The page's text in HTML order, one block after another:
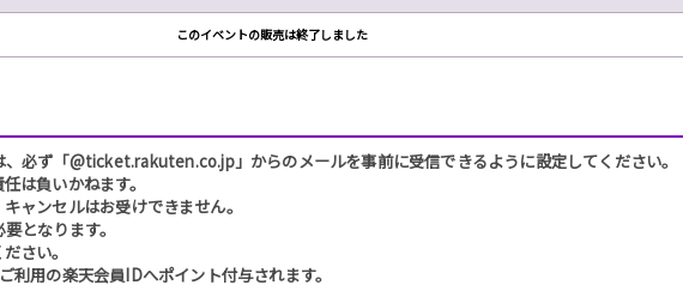
このイベントの販売は終了しました
必ず「@ticket.rakuten.co.jp」からのメールを事前に受信できるように設定してください。
は負いかねます。
ャンセルはお受けできません。
となります。
さい。
用の楽天会員IDへポイント付与されます。